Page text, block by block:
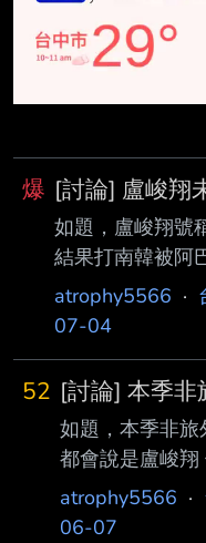
爆 [討論] 盧峻翔
如題，盧峻翔號
結果打南韓被阿
就是靠出手數換
華隊的定位是什
atrophy5566 ·
07-04
52 [討論] 本季非
如題，本季非
都會說是盧峻
峻翔的數據都是
來的 盧本身進
atrophy5566 ·
06-07